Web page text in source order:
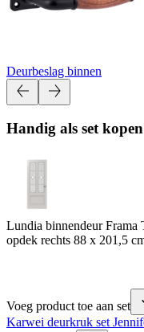
Deurbeslag binnen
Handig als set kopen
Lundia binnendeur
opdek rechts 88 x 201,5
Voeg product toe aan set
Karwei deurkruk set